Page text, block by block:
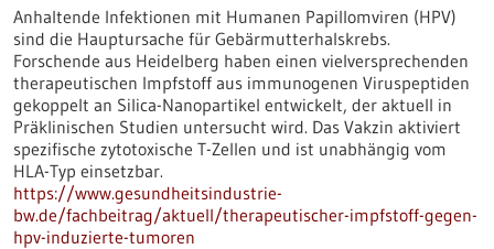
Anhaltende Infektionen mit Humanen Papillomviren (HPV)
sind die Hauptursache für Gebärmutterhalskrebs.
Forschende aus Heidelberg haben einen vielversprechenden
therapeutischen Impfstoff aus immunogenen Viruspeptiden
gekoppelt an Silica-Nanopartikel entwickelt, der aktuell in
Präklinischen Studien untersucht wird. Das Vakzin aktiviert
spezifische zytotoxische T-Zellen und ist unabhängig vom
HLA-Typ einsetzbar.
https://www.gesundheitsindustrie-
bw.de/fachbeitrag/aktuell/therapeutischer-impfstoff-gegen-
hpv-induzierte-tumoren